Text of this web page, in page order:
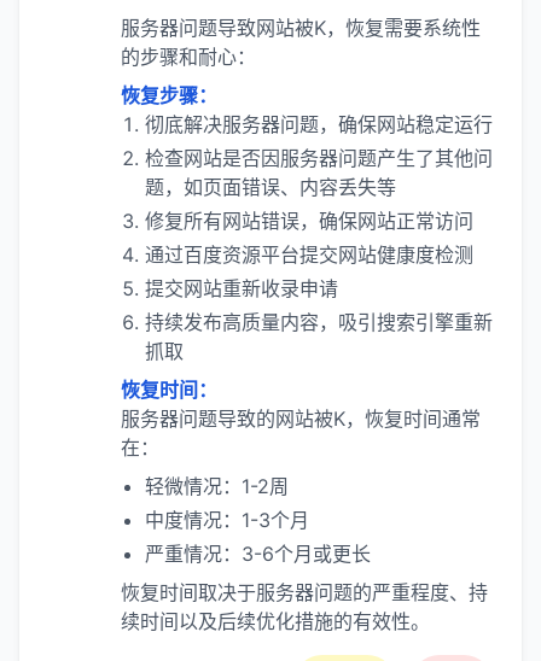
服务器问题导致网站被K，恢复需要系统性
的步骤和耐心：
恢复步骤：
彻底解决服务器问题，确保网站稳定运行
检查网站是否因服务器问题产生了其他问
题，如页面错误、内容丢失等
修复所有网站错误，确保网站正常访问
通过百度资源平台提交网站健康度检测
提交网站重新收录申请
持续发布高质量内容，吸引搜索引擎重新
抓取
恢复时间：
服务器问题导致的网站被K，恢复时间通常
在：
轻微情况：1-2周
中度情况：1-3个月
严重情况：3-6个月或更长
恢复时间取决于服务器问题的严重程度、持
续时间以及后续优化措施的有效性。